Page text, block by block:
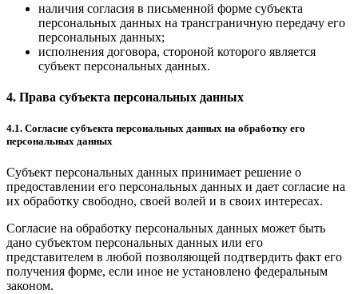
наличия согласия в письменной форме субъекта
персональных данных на трансграничную передачу его
персональных данных;
исполнения договора, стороной которого является
субъект персональных данных.
4. Права субъекта персональных данных
4.1. Согласие субъекта персональных данных на обработку его
персональных данных
Субъект персональных данных принимает решение о
предоставлении его персональных данных и дает согласие на
их обработку свободно, своей волей и в своих интересах.
Согласие на обработку персональных данных может быть
дано субъектом персональных данных или его
представителем в любой позволяющей подтвердить факт его
получения форме, если иное не установлено федеральным
законом.